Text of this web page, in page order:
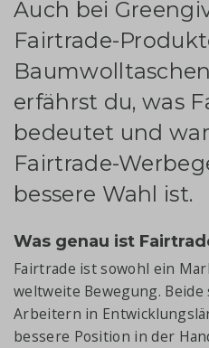
Auch bei
Fairtrade-
erfährst du, was
bedeutet und
Fairtrade-
bessere Wahl ist.
Was genau ist
Fairtrade ist sowohl ein
weltweite Bewegung.
Arbeitern in
bessere Position in der